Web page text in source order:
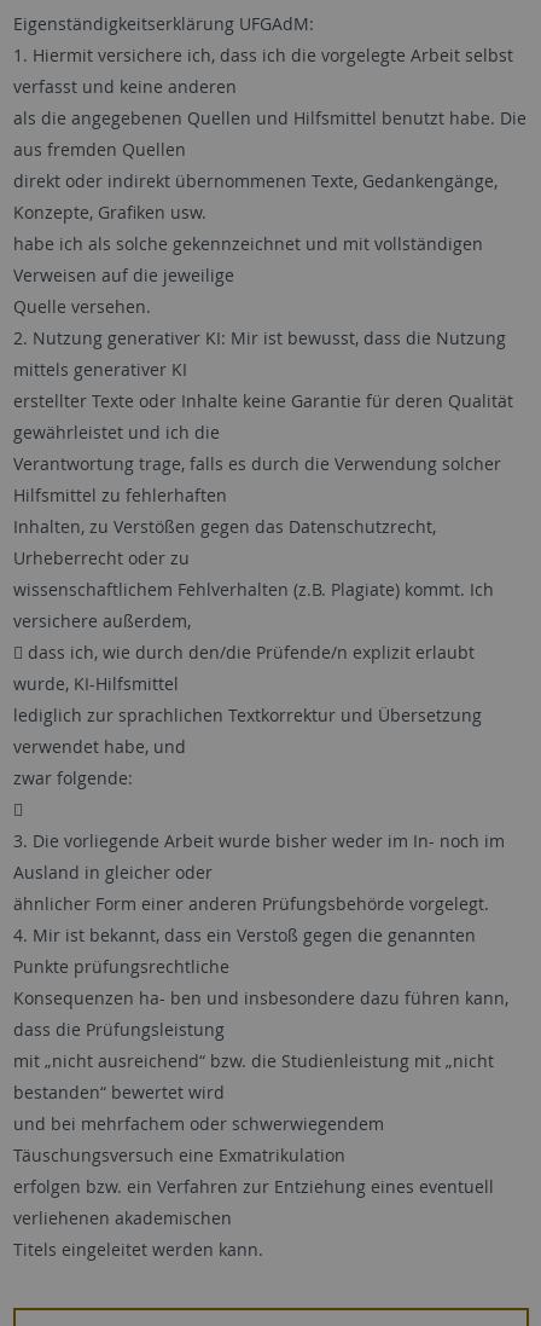
Eigenständigkeitserklärung UFGAdM:
1. Hiermit versichere ich, dass ich die vorgelegte Arbeit selbst
verfasst und keine anderen
als die angegebenen Quellen und Hilfsmittel benutzt habe. Die
aus fremden Quellen
direkt oder indirekt übernommenen Texte, Gedankengänge,
Konzepte, Grafiken usw.
habe ich als solche gekennzeichnet und mit vollständigen
Verweisen auf die jeweilige
Quelle versehen.
2. Nutzung generativer KI: Mir ist bewusst, dass die Nutzung
mittels generativer KI
erstellter Texte oder Inhalte keine Garantie für deren Qualität
gewährleistet und ich die
Verantwortung trage, falls es durch die Verwendung solcher
Hilfsmittel zu fehlerhaften
Inhalten, zu Verstößen gegen das Datenschutzrecht,
Urheberrecht oder zu
wissenschaftlichem Fehlverhalten (z.B. Plagiate) kommt. Ich
versichere außerdem,
 dass ich, wie durch den/die Prüfende/n explizit erlaubt
wurde, KI-Hilfsmittel
lediglich zur sprachlichen Textkorrektur und Übersetzung
verwendet habe, und
zwar folgende:

3. Die vorliegende Arbeit wurde bisher weder im In- noch im
Ausland in gleicher oder
ähnlicher Form einer anderen Prüfungsbehörde vorgelegt.
4. Mir ist bekannt, dass ein Verstoß gegen die genannten
Punkte prüfungsrechtliche
Konsequenzen ha- ben und insbesondere dazu führen kann,
dass die Prüfungsleistung
mit „nicht ausreichend“ bzw. die Studienleistung mit „nicht
bestanden“ bewertet wird
und bei mehrfachem oder schwerwiegendem
Täuschungsversuch eine Exmatrikulation
erfolgen bzw. ein Verfahren zur Entziehung eines eventuell
verliehenen akademischen
Titels eingeleitet werden kann.